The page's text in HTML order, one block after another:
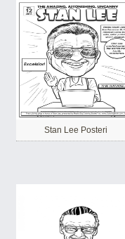
Stan Lee Posteri